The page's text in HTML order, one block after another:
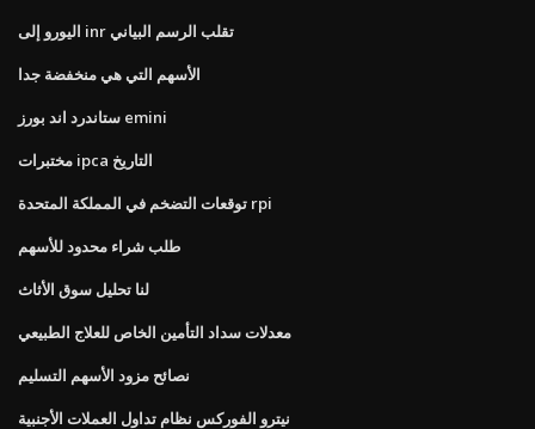
اليورو إلى inr تقلب الرسم البياني
الأسهم التي هي منخفضة جدا
ستاندرد اند بورز emini
مختبرات ipca التاريخ
توقعات التضخم في المملكة المتحدة rpi
طلب شراء محدود للأسهم
لنا تحليل سوق الأثاث
معدلات سداد التأمين الخاص للعلاج الطبيعي
نصائح مزود الأسهم التسليم
نيترو الفوركس نظام تداول العملات الأجنبية